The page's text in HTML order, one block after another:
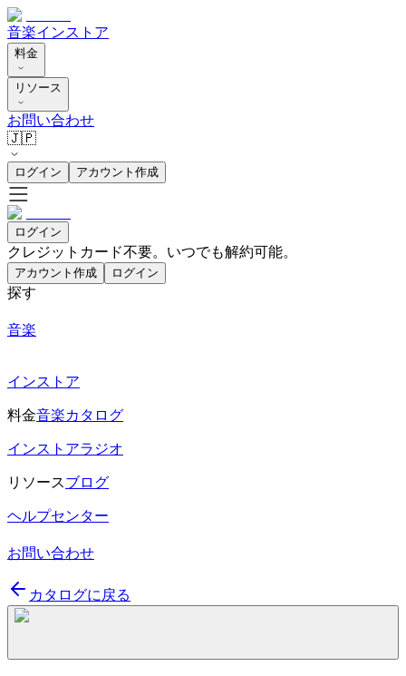
音楽インストア
料金
リソース
お問い合わせ
🇯🇵
ログイン アカウント作成
ログイン
クレジットカード不要。いつでも解約可能。
アカウント作成 ログイン
探す
音楽
インストア
料金音楽カタログ
インストアラジオ
リソースブログ
ヘルプセンター
お問い合わせ
カタログに戻る